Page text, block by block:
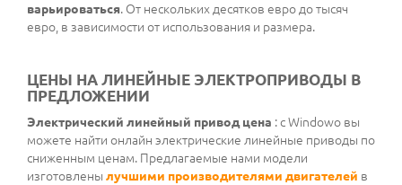
варьироваться. От нескольких десятков евро до тысяч
евро, в зависимости от использования и размера.
ЦЕНЫ НА ЛИНЕЙНЫЕ ЭЛЕКТРОПРИВОДЫ В
ПРЕДЛОЖЕНИИ
Электрический линейный привод цена : с Windowo вы
можете найти онлайн электрические линейные приводы по
сниженным ценам. Предлагаемые нами модели
изготовлены лучшими производителями двигателей в